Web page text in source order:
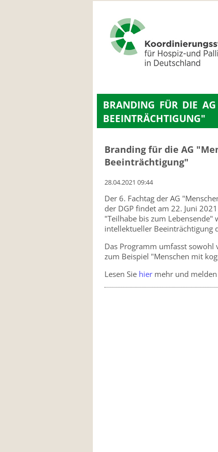
ÜBERSPRINGEN
BRANDING FÜR DIE
BEEINTRÄCHTIGUNG"
Branding für die AG
Beeinträchtigung"
28.04.2021 09:44
Der 6. Fachtag der AG
der DGP findet am 22. Juni
"Teilhabe bis zum
intellektueller Beeinträchtigung
Das Programm umfasst sowohl
zum Beispiel "Menschen mit
Lesen Sie hier mehr und